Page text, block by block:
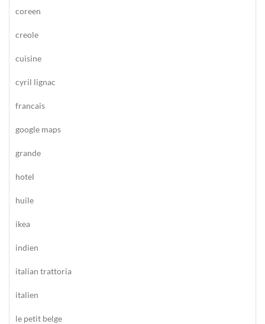
coreen
creole
cuisine
cyril lignac
francais
google maps
grande
hotel
huile
ikea
indien
italian trattoria
italien
le petit belge